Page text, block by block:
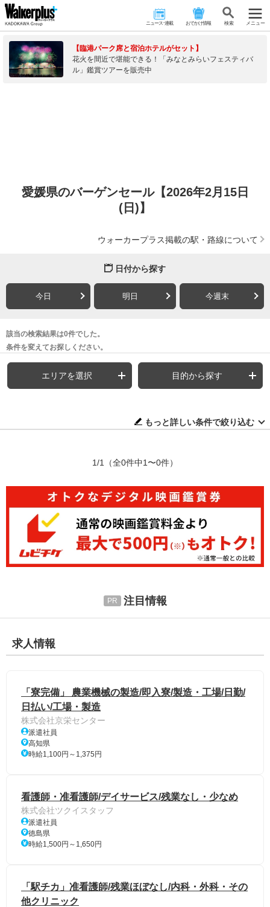
ニュース･連載 おでかけ情報 検 索 メニュー
【臨港パーク席と宿泊ホテルがセット】
花火を間近で堪能できる！「みなとみらいフェスティバ
ル」鑑賞ツアーを販売中
愛媛県のバーゲンセール【2026年2月15日
(日)】
ウォーカープラス掲載の駅・路線について
日付から探す
今日 明日 今週末
該当の検索結果は0件でした。
条件を変えてお探しください。
エリアを選択 目的から探す
もっと詳しい条件で絞り込む
1/1 （全0件中1〜0件）
注目情報
求人情報
「寮完備」 農業機械の製造/即入寮/製造・工場/日勤/
日払い/工場・製造
株式会社京栄センター
派遣社員
高知県
時給1,100円～1,375円
看護師・准看護師/デイサービス/残業なし・少なめ
株式会社ツクイスタッフ
派遣社員
徳島県
時給1,500円～1,650円
「駅チカ」准看護師/残業ほぼなし/内科・外科・その
他クリニック